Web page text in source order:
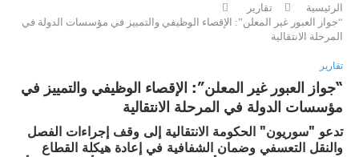
الرئيسية
تقارير
“جواز العبور غير المعلن”: الإقصاء الوظيفي والتمييز في مؤسسات الدولة في
المرحلة الانتقالية
تقارير
“جواز العبور غير المعلن”: الإقصاء الوظيفي والتمييز في
مؤسسات الدولة في المرحلة الانتقالية
تدعو "سوريون" الحكومة الانتقالية إلى وقف إجراءات الفصل
والنقل التعسفي وضمان الشفافية في إعادة هيكلة القطاع